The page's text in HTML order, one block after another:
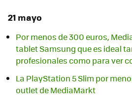
21 mayo
Por menos de 300 euros,
tablet Samsung que es ideal
profesionales como para ver
La PlayStation 5 Slim por
outlet de MediaMarkt